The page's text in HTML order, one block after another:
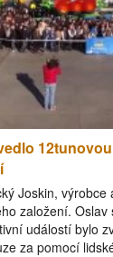
Joskin,
založení.
událostí bylo
za pomocí